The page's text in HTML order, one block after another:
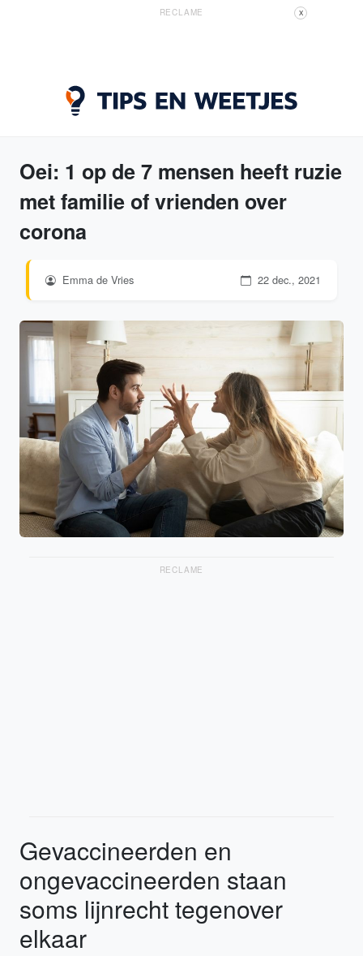
RECLAME X
Oei: 1 op de 7 mensen heeft ruzie
met familie of vrienden over
corona
Emma de Vries 22 dec., 2021
RECLAME
Gevaccineerden en
ongevaccineerden staan
soms lijnrecht tegenover
elkaar